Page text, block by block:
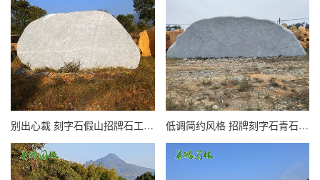
别出心裁 刻字石假山招牌石工程 青花石为花园景观增添灵动之美 低调简约风格 招牌刻字石青石假山点亮别墅花园庭院 静享品味生活